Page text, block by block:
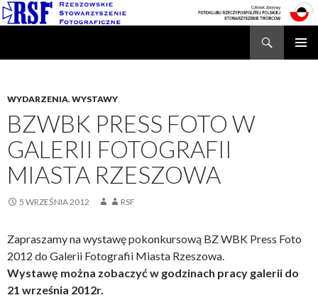
WYDARZENIA, WYSTAWY
BZWBK PRESS FOTO W
GALERII FOTOGRAFII
MIASTA RZESZOWA
5 WRZEŚNIA 2012 RSF
Zapraszamy na wystawę pokonkursową BZ WBK Press Foto
2012 do Galerii Fotografii Miasta Rzeszowa.
Wystawę można zobaczyć w godzinach pracy galerii do
21 września 2012r.